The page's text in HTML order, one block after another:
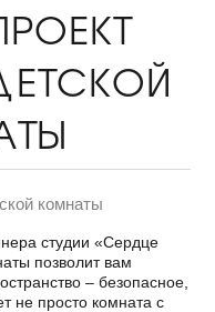
комнаты
студии «Сердце
позволит вам
– безопасное,
не просто комната с